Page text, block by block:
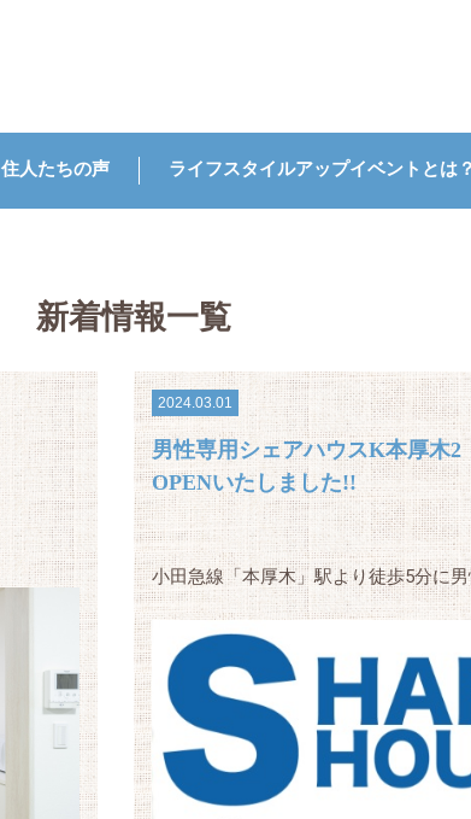
住人たちの声 ライフスタイルアップイベントとは？
新着情報一覧
2024.03.01
男性専用シェアハウスK本厚木
OPENいたしました!!
小田急線「本厚木」駅より徒歩5分に